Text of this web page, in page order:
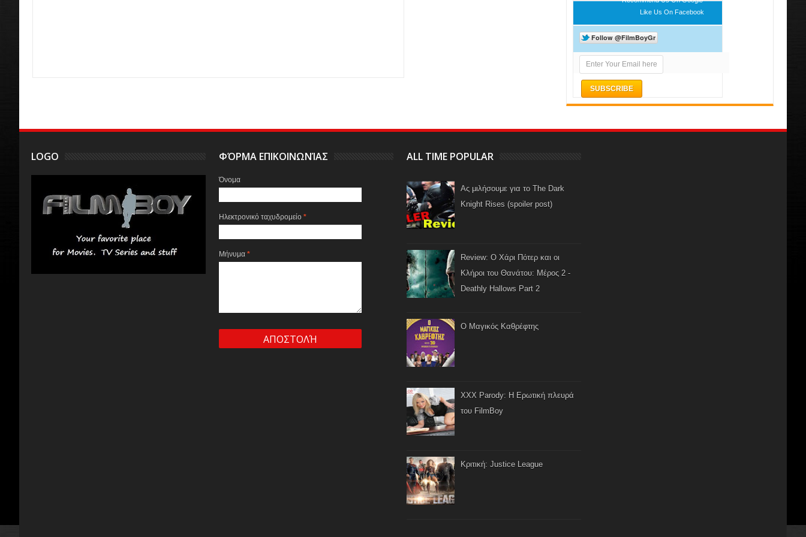
Like Us On Facebook
LOGO ΦΌΡΜΑ ΕΠΙΚΟΙΝΩΝΊΑΣ
Όνομα
Ηλεκτρονικό ταχυδρομείο*
Μήνυμα*
ALL TIME POPULAR
Ας μιλήσουμε για το The Dark
Knight Rises (spoiler post)
Review: Ο Χάρι Πότερ και οι
Κλήροι του Θανάτου: Μέρος 2 -
Deathly Hallows Part 2
Ο Μαγικός Καθρέφτης
XXX Parody: Η Ερωτική πλευρά
του FilmBoy
Κριτική: Justice League